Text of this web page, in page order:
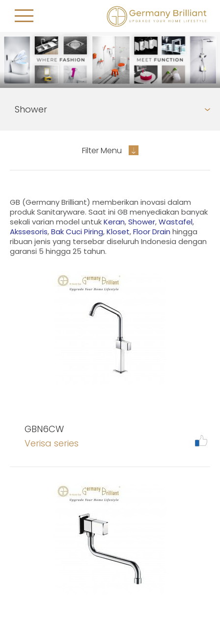
Filter Menu
GB (Germany Brilliant) memberikan inovasi dalam
produk Sanitaryware. Saat ini GB menyediakan banyak
sekali varian model untukKeran,Shower,Wastafel,
Akssesoris,Bak Cuci Piring,Kloset,Floor Drain hingga
ribuan jenis yang tersebar diseluruh Indonesia dengan
garansi 5 hingga 25 tahun.
GBN6CW
Verisa series